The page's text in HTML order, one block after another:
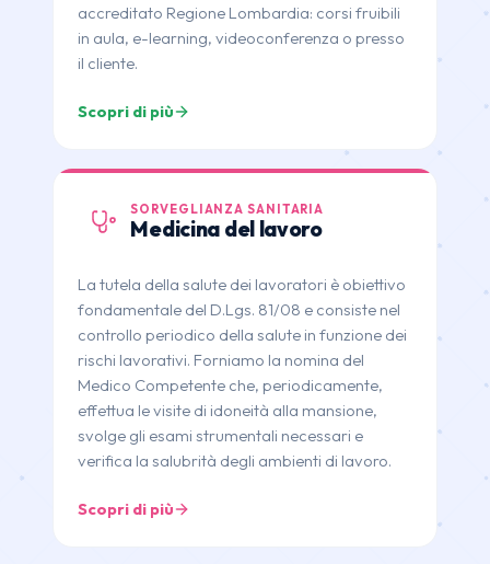
accreditato Regione Lombardia: corsi fruibili
in aula, e-learning, videoconferenza o presso
il cliente.
Scopri di più
SORVEGLIANZA SANITARIA
Medicina del lavoro
La tutela della salute dei lavoratori è obiettivo
fondamentale del D.Lgs. 81/08 e consiste nel
controllo periodico della salute in funzione dei
rischi lavorativi. Forniamo la nomina del
Medico Competente che, periodicamente,
effettua le visite di idoneità alla mansione,
svolge gli esami strumentali necessari e
verifica la salubrità degli ambienti di lavoro.
Scopri di più